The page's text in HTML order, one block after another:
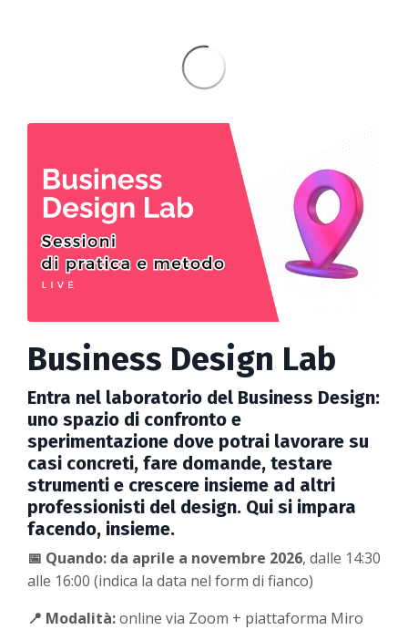
Business Design Lab
Entra nel laboratorio del Business Design:
uno spazio di confronto e
sperimentazione dove potrai lavorare su
casi concreti, fare domande, testare
strumenti e crescere insieme ad altri
professionisti del design. Qui si impara
facendo, insieme.
📅 Quando: da aprile a novembre 2026, dalle 14:30
alle 16:00 (indica la data nel form di fianco)
📍 Modalità:online via Zoom + piattaforma Miro